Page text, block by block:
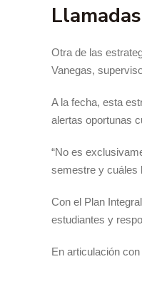
Otra de las
Vanegas,
A la fecha, esta
alertas oportunas
“No es
semestre y cuáles
Con el Plan
estudiantes y
En articulación